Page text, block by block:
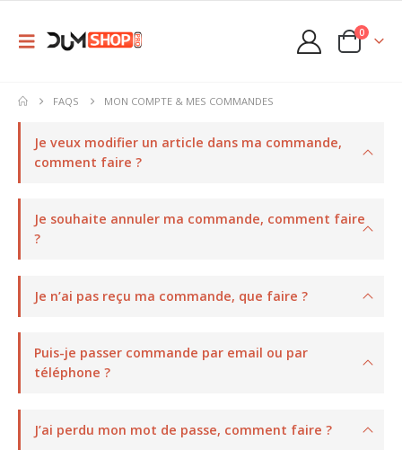
0
FAQS MON COMPTE & MES COMMANDES
Je veux modifier un article dans ma commande,
comment faire ?
Je souhaite annuler ma commande, comment faire
?
Je n’ai pas reçu ma commande, que faire ?
Puis-je passer commande par email ou par
téléphone ?
J’ai perdu mon mot de passe, comment faire ?